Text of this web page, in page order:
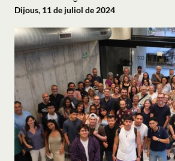
Dijous, 11 de juliol de 2024